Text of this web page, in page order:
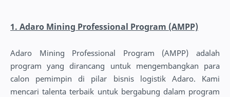
1. Adaro Mining Professional Program (AMPP)
Adaro Mining Professional Program (AMPP) adalah
program yang dirancang untuk mengembangkan para
calon pemimpin di pilar bisnis logistik Adaro. Kami
mencari talenta terbaik untuk bergabung dalam program